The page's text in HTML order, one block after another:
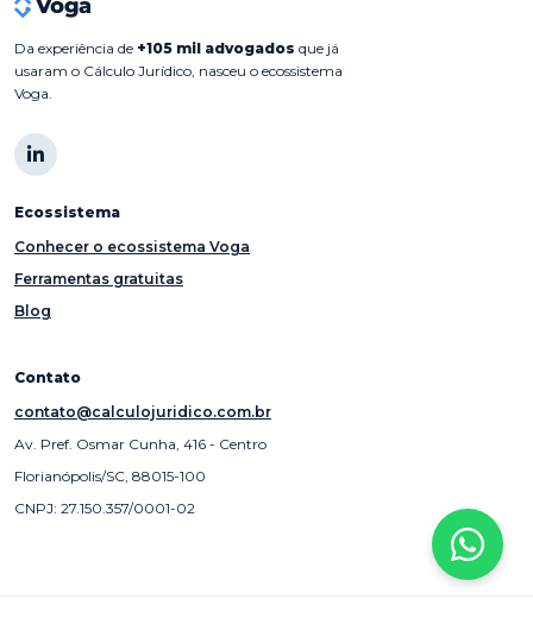
Da experiência de +105 mil advogados que já
usaram o Cálculo Jurídico, nasceu o ecossistema
Voga.
Ecossistema
Conhecer o ecossistema Voga
Ferramentas gratuitas
Blog
Contato
contato@calculojuridico.com.br
Av. Pref. Osmar Cunha, 416 - Centro
Florianópolis/SC, 88015-100
CNPJ: 27.150.357/0001-02